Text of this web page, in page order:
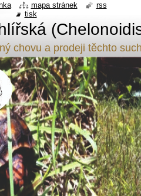
chovu a prodeji těchto
mapa stránek
rss
tisk